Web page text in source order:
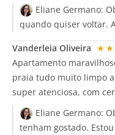
Eliane Germano:
quando quiser voltar.
Vanderleia Oliveira
Apartamento
praia tudo muito limpo
super atenciosa, com
Eliane Germano:
tenham gostado.